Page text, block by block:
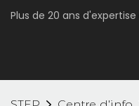
Plus de 20 ans